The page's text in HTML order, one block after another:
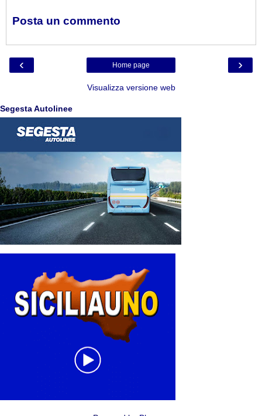
Posta un commento
‹ ›
Home page
Visualizza versione web
Segesta Autolinee